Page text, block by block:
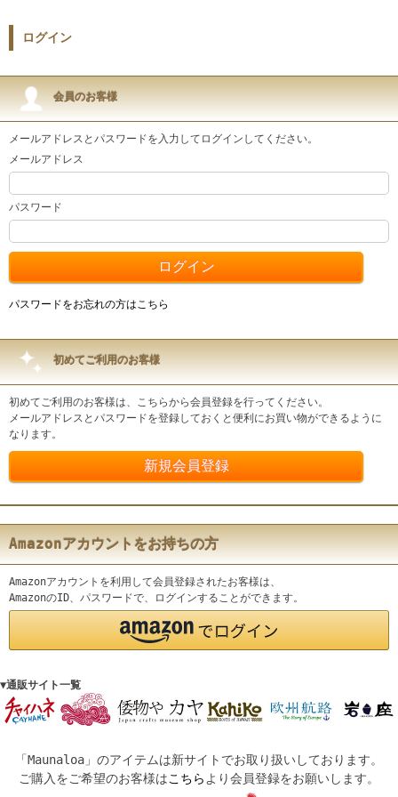
ログイン
会員のお客様
メールアドレスとパスワードを入力してログインしてください。
メールアドレス
パスワード
パスワードをお忘れの方はこちら
初めてご利用のお客様
初めてご利用のお客様は、こちらから会員登録を行ってください。
メールアドレスとパスワードを登録しておくと便利にお買い物ができるように
なります。
Amazonアカウントをお持ちの方
Amazonアカウントを利用して会員登録されたお客様は、
AmazonのID、パスワードで、ログインすることができます。
▼通販サイト一覧
「Maunaloa」のアイテムは新サイトでお取り扱いしております。
ご購入をご希望のお客様はこちら より会員登録をお願いします。